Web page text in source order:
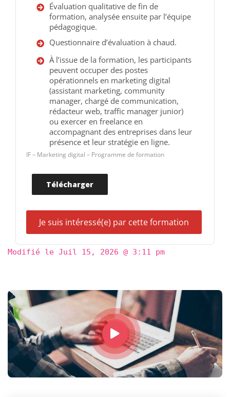
Évaluation qualitative de fin de
formation, analysée ensuite par l’équipe
pédagogique.
Questionnaire d’évaluation à chaud.
À l’issue de la formation, les participants
peuvent occuper des postes
opérationnels en marketing digital
(assistant marketing, community
manager, chargé de communication,
rédacteur web, traffic manager junior)
ou exercer en freelance en
accompagnant des entreprises dans leur
présence et leur stratégie en ligne.
IF – Marketing digital – Programme de formation
Télécharger
Je suis intéressé(e) par cette formation
Modifié le Juil 15, 2026 @ 3:11 pm